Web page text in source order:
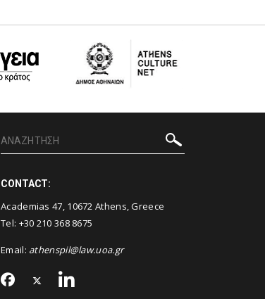
CONTACT:
Academias 47, 10672 Athens, Greece
Tel: +30 210 368 8675
Email: athenspil@law.uoa.gr